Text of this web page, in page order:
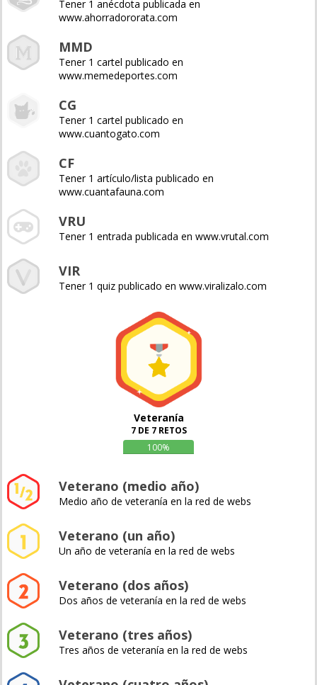
Tener 1 anécdota publicada en
www.ahorradororata.com
MMD
Tener 1 cartel publicado en
www.memedeportes.com
CG
Tener 1 cartel publicado en
www.cuantogato.com
CF
Tener 1 artículo/lista publicado en
www.cuantafauna.com
VRU
Tener 1 entrada publicada en www.vrutal.com
VIR
Tener 1 quiz publicado en www.viralizalo.com
Veteranía
7 DE 7 RETOS
100%
Veterano (medio año)
Medio año de veteranía en la red de webs
Veterano (un año)
Un año de veteranía en la red de webs
Veterano (dos años)
Dos años de veteranía en la red de webs
Veterano (tres años)
Tres años de veteranía en la red de webs